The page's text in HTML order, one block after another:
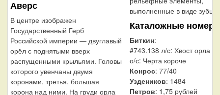
Аверс
В центре изображен
Государственный Герб
Российской империи — двуглавый
орёл с поднятыми вверх
распущенными крыльями. Головы
которого увенчаны двумя
коронами, третья, большая
корона над ними. На груди орла
выполненные в виде
Каталожные номера
Биткин:
#743.138 л/с: Хвост орла
о/с: Черта короче
Конрос: 77/40
Уздеников: 1484
Петров: 1,75 рублей